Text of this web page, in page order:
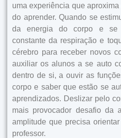
uma experiência que
do aprender. Quando se
da energia do corpo e se
constante da respiração e
cérebro para receber novos
auxiliar os alunos a se auto
dentro de si, a ouvir as
corpo e saber que estão se
aprendizados. Deslizar pelo
mais provocador desafio da
amplitude que precisa
professor.